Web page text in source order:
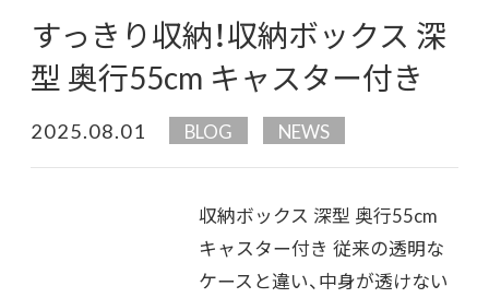
すっきり収納！収納ボックス 深
型 奥行55cm キャスター付き
2025.08.01 BLOG NEWS
収納ボックス 深型 奥行55cm
キャスター付き 従来の透明な
ケースと違い、中身が透けない